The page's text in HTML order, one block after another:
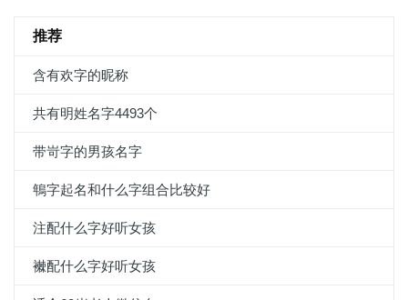
推荐
含有欢字的昵称
共有明姓名字4493个
带岢字的男孩名字
鵇字起名和什么字组合比较好
注配什么字好听女孩
襋配什么字好听女孩